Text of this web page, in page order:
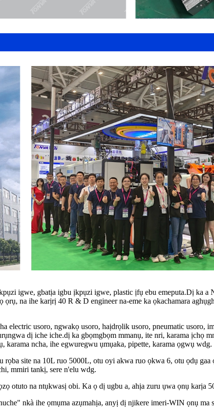
igwe, gbatịa igbu ịkpụzi igwe, plastic ịfụ ebu emeputa.Dị ka a
na ihe karịrị 40 R & D engineer na-eme ka ọkachamara
usoro, ngwakọ usoro, haịdrọlik usoro, pneumatic usoro,
dị iche iche.dị ka gbọmgbọm mmanụ, ite nri, karama ịchọ
karama ncha, ihe egwuregwu ụmụaka, pipette, karama ọgwụ wdg.
site na 10L ruo 5000L, otu oyi akwa ruo ọkwa 6, otu ọdụ gaa
mmiri tankị, sere n'elu wdg.
otuto na ntụkwasị obi. Ka ọ dị ugbu a, ahịa zuru ụwa ọnụ karịa
nkà ihe ọmụma azụmahịa, anyị dị njikere imeri-WIN ọnụ ma